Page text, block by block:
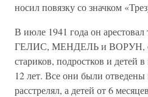
носил повязку со значком
В июле 1941 года он арестовал
ГЕЛИС, МЕНДЕЛЬ и ВОРУН,
стариков, подростков и детей
12 лет. Все они были отведены
расстрелял, а детей от 6